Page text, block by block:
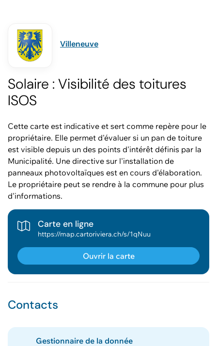
Villeneuve
Solaire : Visibilité des toitures
ISOS
Cette carte est indicative et sert comme repère pour le
propriétaire. Elle permet d'évaluer si un pan de toiture
est visible depuis un des points d'intérêt définis par la
Municipalité. Une directive sur l'installation de
panneaux photovoltaïques est en cours d'élaboration.
Le propriétaire peut se rendre à la commune pour plus
d'informations.
Contacts
Gestionnaire de la donnée
Carte en ligne
https://map.cartoriviera.ch/s/1qNuu
Ouvrir la carte